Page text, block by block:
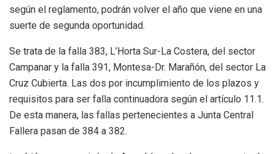
según el reglamento, podrán volver el año que viene en una
suerte de segunda oportunidad.
Se trata de la falla 383, L’Horta Sur-La Costera, del sector
Campanar y la falla 391, Montesa-Dr. Marañón, del sector La
Cruz Cubierta. Las dos por incumplimiento de los plazos y
requisitos para ser falla continuadora según el artículo 11.1.
De esta manera, las fallas pertenecientes a Junta Central
Fallera pasan de 384 a 382.